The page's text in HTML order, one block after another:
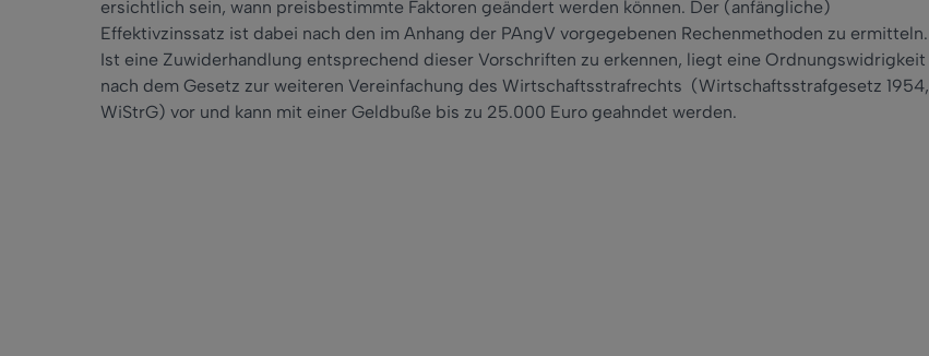
ersichtlich sein, wann preisbestimmte Faktoren geändert werden können. Der (anfängliche)
Effektivzinssatz ist dabei nach den im Anhang der PAngV vorgegebenen Rechenmethoden zu ermitteln.
Ist eine Zuwiderhandlung entsprechend dieser Vorschriften zu erkennen, liegt eine Ordnungswidrigkeit
nach dem Gesetz zur weiteren Vereinfachung des Wirtschaftsstrafrechts (Wirtschaftsstrafgesetz 1954,
WiStrG) vor und kann mit einer Geldbuße bis zu 25.000 Euro geahndet werden.